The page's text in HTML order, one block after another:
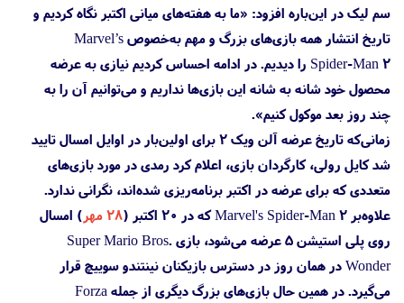
سم لیک در این‌باره افزود: «ما به هفته‌های میانی اکتبر نگاه کردیم و
تاریخ انتشار همه بازی‌های بزرگ و مهم به‌خصوص Marvel’s
Spider-Man 2 را دیدیم. در ادامه احساس کردیم نیازی به عرضه
محصول خود شانه به شانه این بازی‌ها نداریم و می‌توانیم آن را به
چند روز بعد موکول کنیم».
زمانی‌که تاریخ عرضه آلن ویک 2 برای اولین‌بار در اوایل امسال تایید
شد کایل رولی، کارگردان بازی، اعلام کرد رمدی در مورد بازی‌های
متعددی که برای عرضه در اکتبر برنامه‌ریزی شده‌اند، نگرانی ندارد.
علاوه‌بر Marvel's Spider-Man 2 که در ۲۰ اکتبر (
۲۸ مهر
) امسال
روی پلی استیشن 5 عرضه می‌شود، بازی Super Mario Bros.
Wonder در همان روز در دسترس بازیکنان نینتندو سوییچ قرار
می‌گیرد. در همین حال بازی‌های بزرگ دیگری از جمله Forza